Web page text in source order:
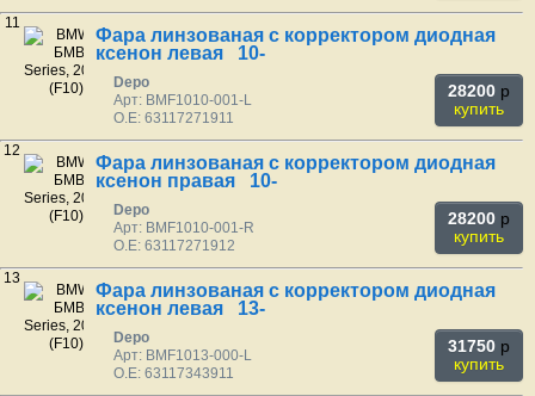
11
Фара линзованая с корректором диодная
ксенон левая 10-
Depo
Арт: BMF1010-001-L
O.E: 63117271911
28200 p
купить
12
Фара линзованая с корректором диодная
ксенон правая 10-
Depo
Арт: BMF1010-001-R
O.E: 63117271912
28200 p
купить
13
Фара линзованая с корректором диодная
ксенон левая 13-
Depo
Арт: BMF1013-000-L
O.E: 63117343911
31750 p
купить